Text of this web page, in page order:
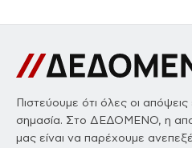
Πιστεύουμε ότι όλες οι
σημασία. Στο ΔΕΔΟΜΕΝΟ, η
μας είναι να παρέχουμε